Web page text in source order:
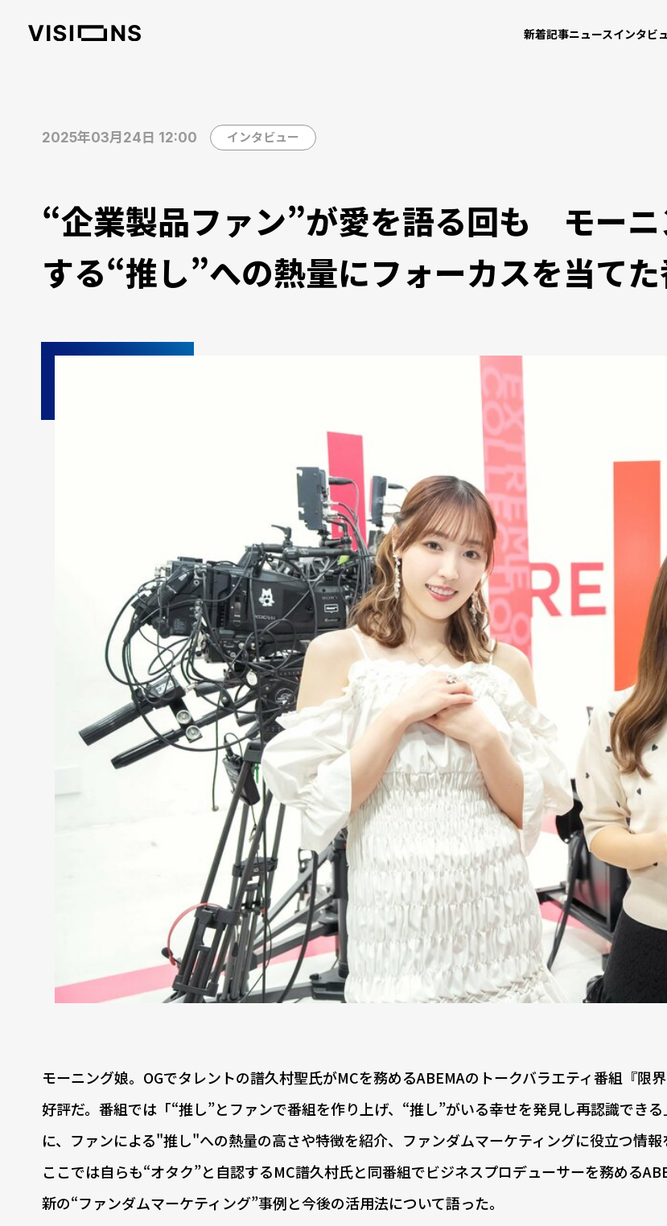
新着記事ニュースインタビ
2025年03月24日 12:00 インタビュー
“企業製品ファン”が愛を語る回も モーニ
する“推し”への熱量にフォーカスを当て
モーニング娘。OGでタレントの譜久村聖氏がMCを務めるABEMAのトークバラエティ番組『限
好評だ。番組では「“推し”とファンで番組を作り上げ、“推し”がいる幸せを発見し再認識でき
に、ファンによる"推し"への熱量の高さや特徴を紹介、ファンダムマーケティングに役立つ情報
ここでは自らも“オタク”と自認するMC譜久村氏と同番組でビジネスプロデューサーを務める
新の“ファンダムマーケティング”事例と今後の活用法について語った。